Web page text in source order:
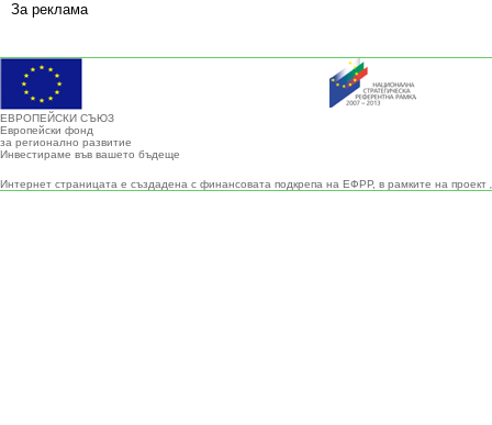
За реклама
ЕВРОПЕЙСКИ СЪЮЗ
Европейски фонд
за регионално развитие
Инвестираме във вашето бъдеще
Интернет страницата е създадена с финансовата подкрепа на ЕФРР, в рамките на